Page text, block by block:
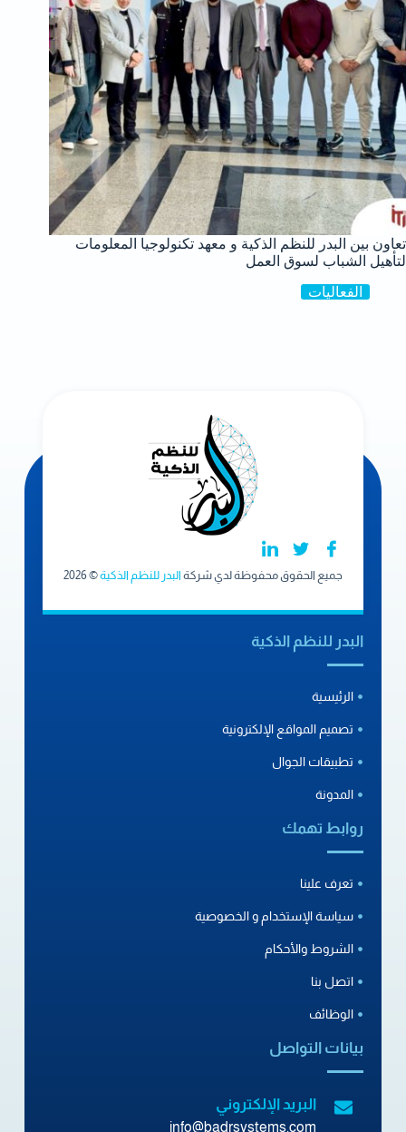
تعاون بين البدر للنظم الذكية و معهد تكنولوجيا المعلومات
لتأهيل الشباب لسوق العمل
الفعاليات
جميع الحقوق محفوظة لدي شركة البدر للنظم الذكية© 2026
البدر للنظم الذكية
الرئيسية
تصميم المواقع الإلكترونية
تطبيقات الجوال
المدونة
روابط تهمك
تعرف علينا
سياسة الإستخدام و الخصوصية
الشروط والأحكام
اتصل بنا
الوظائف
بيانات التواصل
البريد الإلكتروني
info@badrsystems.com